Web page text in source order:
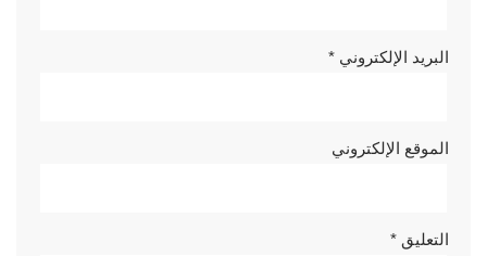
البريد الإلكتروني *
الموقع الإلكتروني
التعليق *